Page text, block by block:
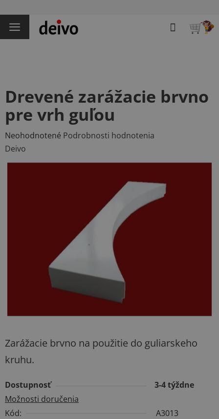
na
obsah
Hľadať
Zarážacie brvno na použitie do guliarskeho
kruhu.
Dostupnosť
3-4 týždne
Možnosti doručenia
Kód:
A3013
Drevené zarážacie brvno
pre vrh guľou
Priemerné
hodnotenie
produktu
Neohodnotené Podrobnosti hodnotenia
Deivo